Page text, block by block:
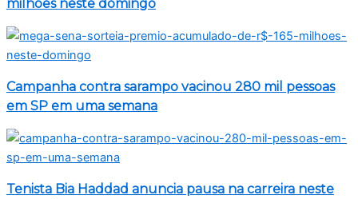
milhões neste domingo
Campanha contra sarampo vacinou 280 mil pessoas
em SP em uma semana
Tenista Bia Haddad anuncia pausa na carreira neste